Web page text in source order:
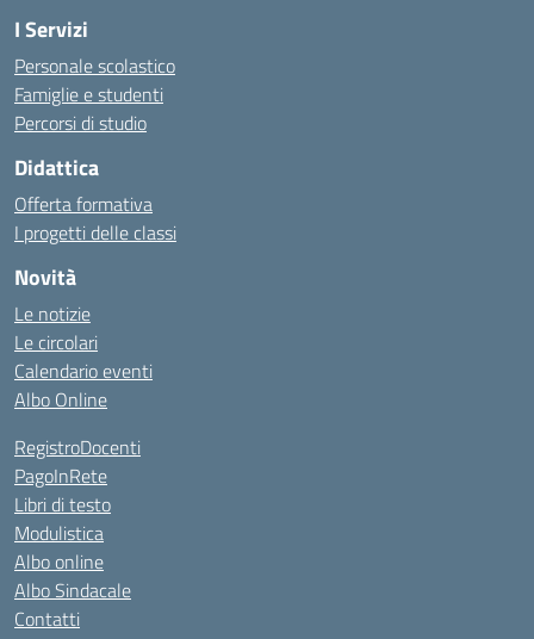
I Servizi
Personale scolastico
Famiglie e studenti
Percorsi di studio
Didattica
Offerta formativa
I progetti delle classi
Novità
Le notizie
Le circolari
Calendario eventi
Albo Online
RegistroDocenti
PagoInRete
Libri di testo
Modulistica
Albo online
Albo Sindacale
Contatti